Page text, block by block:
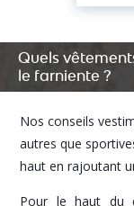
Quels
le farniente ?
Nos conseils
autres que
haut en rajoutant
Pour le haut du